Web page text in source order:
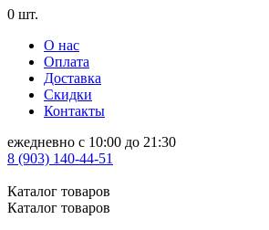
0 шт.
О нас
Оплата
Доставка
Скидки
Контакты
ежедневно с 10:00 до 21:30
8 (903) 140-44-51
Каталог товаров
Каталог товаров